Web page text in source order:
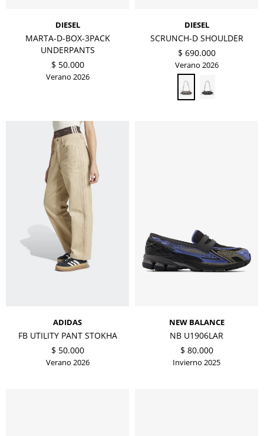
DIESEL
MARTA-D-BOX-3PACK
UNDERPANTS
$ 50.000
Verano 2026
DIESEL
SCRUNCH-D SHOULDER
$ 690.000
Verano 2026
ADIDAS
FB UTILITY PANT STOKHA
$ 50.000
Verano 2026
NEW BALANCE
NB U1906LAR
$ 80.000
Invierno 2025